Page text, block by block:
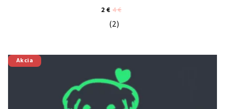
2 € 4 €
Priemerné hodnotenie produktu
(2)
Akcia